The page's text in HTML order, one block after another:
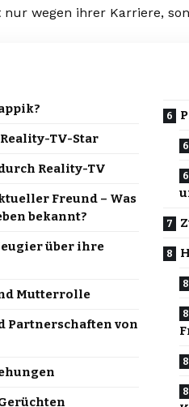
wegen ihrer Karriere,
TV-Star
Reality-TV
Freund – Was
bekannt?
über ihre
Mutterrolle
Partnerschaften von